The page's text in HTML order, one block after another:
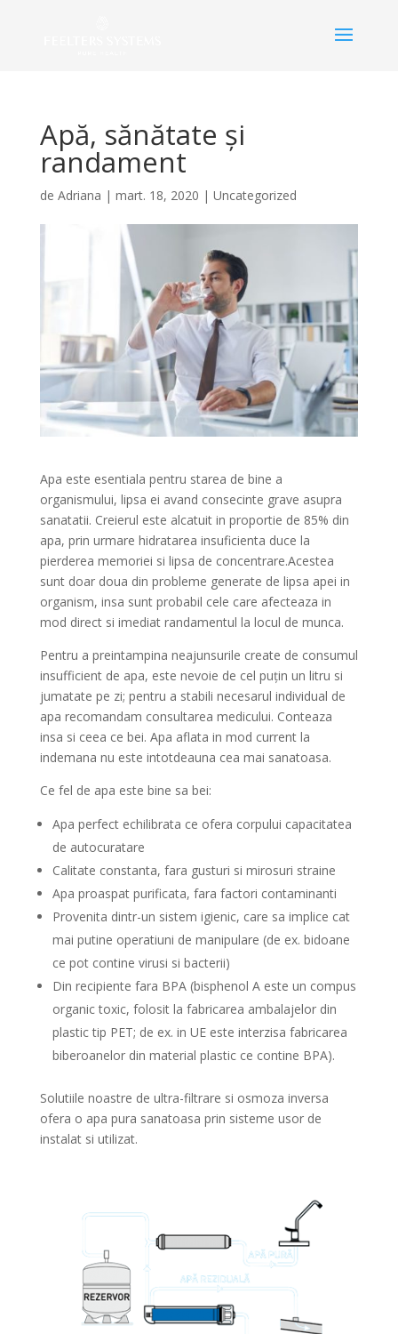
Apă, sănătate și
randament
de Adriana | mart. 18, 2020 | Uncategorized
Apa este esentiala pentru starea de bine a
organismului, lipsa ei avand consecinte grave asupra
sanatatii. Creierul este alcatuit in proportie de 85% din
apa, prin urmare hidratarea insuficienta duce la
pierderea memoriei si lipsa de concentrare.Acestea
sunt doar doua din probleme generate de lipsa apei in
organism, insa sunt probabil cele care afecteaza in
mod direct si imediat randamentul la locul de munca.
Pentru a preintampina neajunsurile create de consumul
insufficient de apa, este nevoie de cel puţin un litru si
jumatate pe zi; pentru a stabili necesarul individual de
apa recomandam consultarea medicului. Conteaza
insa si ceea ce bei. Apa aflata in mod current la
indemana nu este intotdeauna cea mai sanatoasa.
Ce fel de apa este bine sa bei:
Apa perfect echilibrata ce ofera corpului capacitatea
de autocuratare
Calitate constanta, fara gusturi si mirosuri straine
Apa proaspat purificata, fara factori contaminanti
Provenita dintr-un sistem igienic, care sa implice cat
mai putine operatiuni de manipulare (de ex. bidoane
ce pot contine virusi si bacterii)
Din recipiente fara BPA (bisphenol A este un compus
organic toxic, folosit la fabricarea ambalajelor din
plastic tip PET; de ex. in UE este interzisa fabricarea
biberoanelor din material plastic ce contine BPA).
Solutiile noastre de ultra-filtrare si osmoza inversa
ofera o apa pura sanatoasa prin sisteme usor de
instalat si utilizat.